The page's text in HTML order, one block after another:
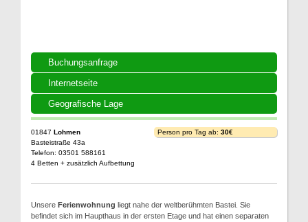
Buchungsanfrage
Internetseite
Geografische Lage
01847 Lohmen
Basteistraße 43a
Telefon: 03501 588161
4 Betten + zusätzlich Aufbettung
Person pro Tag ab: 30€
Unsere Ferienwohnung liegt nahe der weltberühmten Bastei. Sie
befindet sich im Haupthaus in der ersten Etage und hat einen separaten